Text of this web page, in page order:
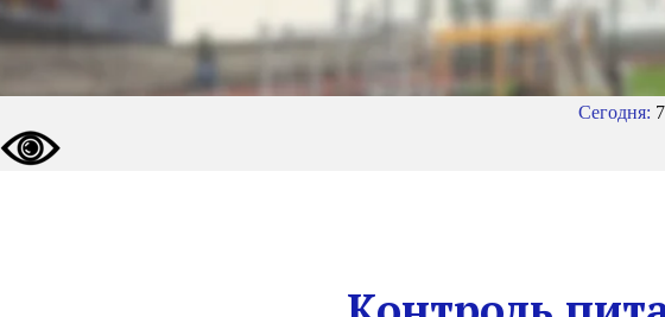
Сегодня: